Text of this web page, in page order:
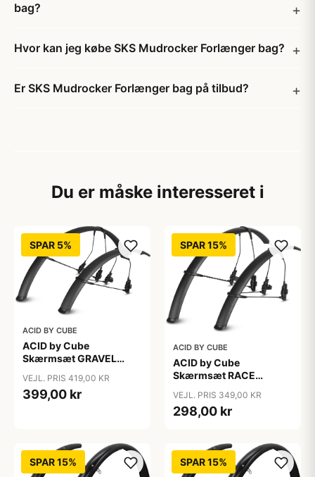
bag?
Hvor kan jeg købe SKS Mudrocker Forlænger bag?
Er SKS Mudrocker Forlænger bag på tilbud?
Du er måske interesseret i
SPAR 5%
ACID BY CUBE
ACID by Cube
Skærmsæt GRAVEL
VEJL. PRIS 419,00 KR
399,00 kr
SPAR 15%
ACID BY CUBE
ACID by Cube
Skærmsæt RACE
VEJL. PRIS 349,00 KR
298,00 kr
SPAR 15% SPAR 15%